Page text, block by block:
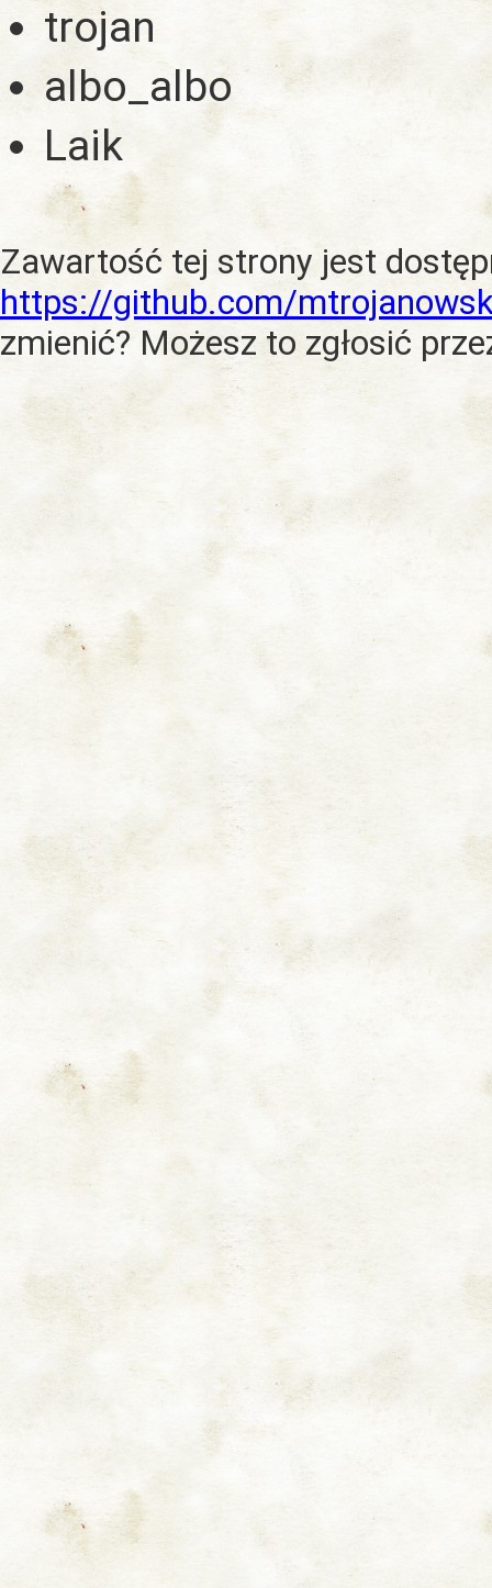
trojan
albo_albo
Laik
Zawartość tej strony jest
https://github.com/
zmienić? Możesz to zgłosić